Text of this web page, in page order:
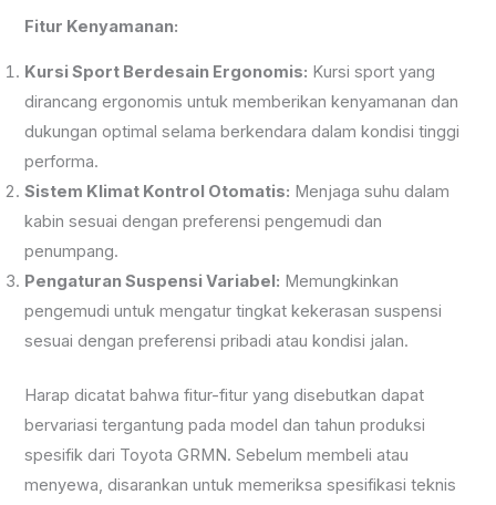
Fitur Kenyamanan:
Kursi Sport Berdesain Ergonomis: Kursi sport yang
dirancang ergonomis untuk memberikan kenyamanan dan
dukungan optimal selama berkendara dalam kondisi tinggi
performa.
Sistem Klimat Kontrol Otomatis: Menjaga suhu dalam
kabin sesuai dengan preferensi pengemudi dan
penumpang.
Pengaturan Suspensi Variabel: Memungkinkan
pengemudi untuk mengatur tingkat kekerasan suspensi
sesuai dengan preferensi pribadi atau kondisi jalan.
Harap dicatat bahwa fitur-fitur yang disebutkan dapat
bervariasi tergantung pada model dan tahun produksi
spesifik dari Toyota GRMN. Sebelum membeli atau
menyewa, disarankan untuk memeriksa spesifikasi teknis